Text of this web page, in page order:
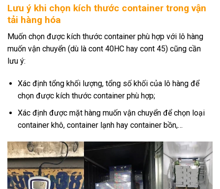
Lưu ý khi chọn kích thước container trong vận
tải hàng hóa
Muốn chọn được kích thước container phù hợp với lô hàng
muốn vận chuyển (dù là cont 40HC hay cont 45) cũng cần
lưu ý:
Xác định tổng khối lượng, tổng số khối của lô hàng để
chọn được kích thước container phù hợp;
Xác định được mặt hàng muốn vận chuyển để chọn loại
container khô, container lạnh hay container bồn,…